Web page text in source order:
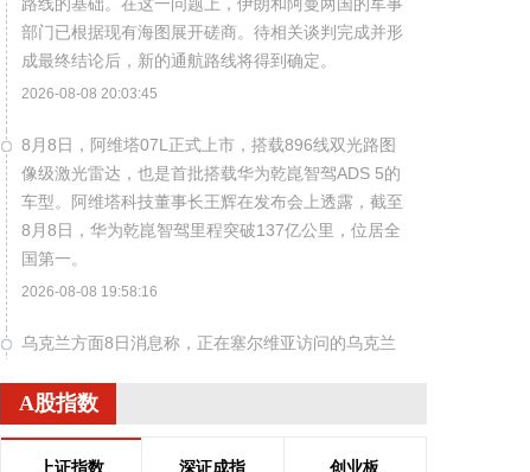
部门已根据现有海图展开磋商。待相关谈判完成并形
成最终结论后，新的通航路线将得到确定。
2026-08-08 20:03:45
8月8日，阿维塔07L正式上市，搭载896线双光路图
像级激光雷达，也是首批搭载华为乾崑智驾ADS 5的
车型。阿维塔科技董事长王辉在发布会上透露，截至
8月8日，华为乾崑智驾里程突破137亿公里，位居全
国第一。
2026-08-08 19:58:16
乌克兰方面8日消息称，正在塞尔维亚访问的乌克兰
将每月向乌克兰提供“爱国者”防空系统拦截导弹。泽
连斯基同时表示，仅靠这项供应无法完全弥补乌克兰
目前的拦截导弹短缺。
A股指数
上证指数 深证成指 创业板